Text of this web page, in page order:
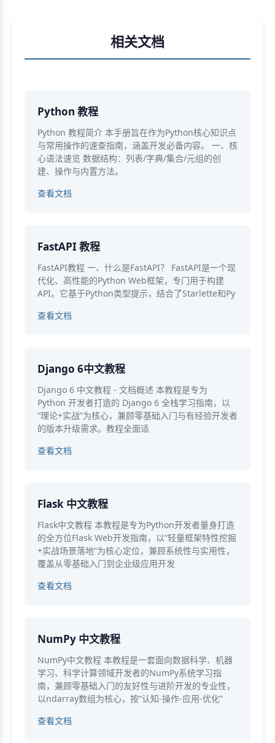
相关文档
Python 教程
Python 教程简介 本手册旨在作为Python核心知识点
与常用操作的速查指南，涵盖开发必备内容。 一、核
心语法速览 数据结构：列表/字典/集合/元组的创
建、操作与内置方法。
查看文档
FastAPI 教程
FastAPI教程 一、什么是FastAPI？ FastAPI是一个现
代化、高性能的Python Web框架，专门用于构建
API。它基于Python类型提示，结合了Starlette和Py
查看文档
Django 6中文教程
Django 6 中文教程 - 文档概述 本教程是专为
Python 开发者打造的 Django 6 全栈学习指南，以
“理论+实战”为核心，兼顾零基础入门与有经验开发者
的版本升级需求。教程全面适
查看文档
Flask 中文教程
Flask中文教程 本教程是专为Python开发者量身打造
的全方位Flask Web开发指南，以“轻量框架特性挖掘
+实战场景落地”为核心定位，兼顾系统性与实用性，
覆盖从零基础入门到企业级应用开发
查看文档
NumPy 中文教程
NumPy中文教程 本教程是一套面向数据科学、机器
学习、科学计算领域开发者的NumPy系统学习指
南，兼顾零基础入门的友好性与进阶开发的专业性，
以ndarray数组为核心，按“认知-操作-应用-优化”
查看文档